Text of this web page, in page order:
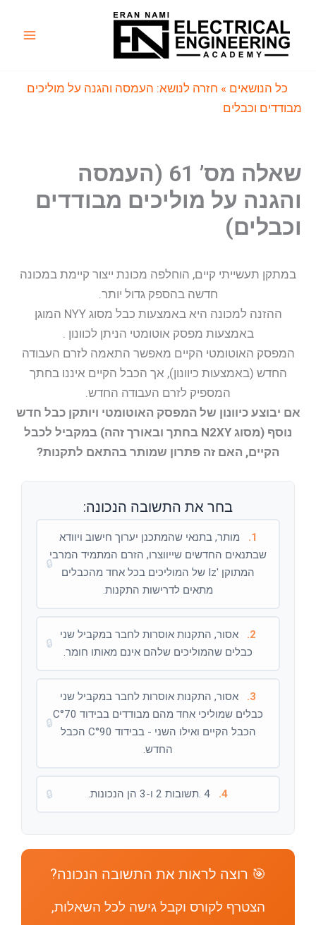
כל הנושאים » חזרה לנושא: העמסה והגנה על מוליכים
מבודדים וכבלים
שאלה מס’ 61 (העמסה
והגנה על מוליכים מבודדים
וכבלים)
במתקן תעשייתי קיים, הוחלפה מכונת ייצור קיימת במכונה
חדשה בהספק גדול יותר.
ההזנה למכונה היא באמצעות כבל מסוג NYY המוגן
באמצעות מפסק אוטומטי הניתן לכוונון .
המפסק האוטומטי הקיים מאפשר התאמה לזרם העבודה
החדש (באמצעות כיוונון), אך הכבל הקיים איננו בחתך
המספיק לזרם העבודה החדש.
אם יבוצע כיוונון של המפסק האוטומטי ויותקן כבל חדש
נוסף (מסוג N2XY בחתך ובאורך זהה) במקביל לכבל
הקיים, האם זה פתרון שמותר בהתאם לתקנות?
בחר את התשובה הנכונה:
1.
מותר, בתנאי שהמתכנן יערוך חישוב ויוודא
שבתנאים החדשים שייווצרו, הזרם המתמיד המרבי
המתוקן 'Iz של המוליכים בכל אחד מהכבלים
מתאים לדרישות התקנות.
🔒
2.
אסור, התקנות אוסרות לחבר במקביל שני
כבלים שהמוליכים שלהם אינם מאותו חומר.
🔒
3.
אסור, התקנות אוסרות לחבר במקביל שני
כבלים שמוליכי אחד מהם מבודדים בבידוד C°70
הכבל הקיים ואילו השני - בבידוד C°90 הכבל
החדש.
🔒
4.
🔒
🎯 רוצה לראות את התשובה הנכונה?
הצטרף לקורס וקבל גישה לכל השאלות,